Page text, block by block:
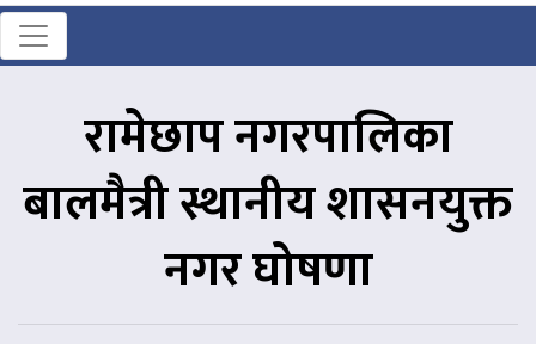
रामेछाप नगरपालिका
बालमैत्री स्थानीय शासनयुक्त
नगर घोषणा